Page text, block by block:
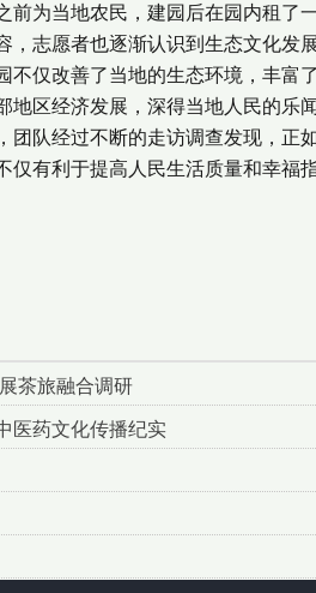
为当地农民，建园后在园内租了
志愿者也逐渐认识到生态文化发
仅改善了当地的生态环境，丰富
区经济发展，深得当地人民的乐
队经过不断的走访调查发现，正
有利于提高人民生活质量和幸福
茶旅融合调研
医药文化传播纪实